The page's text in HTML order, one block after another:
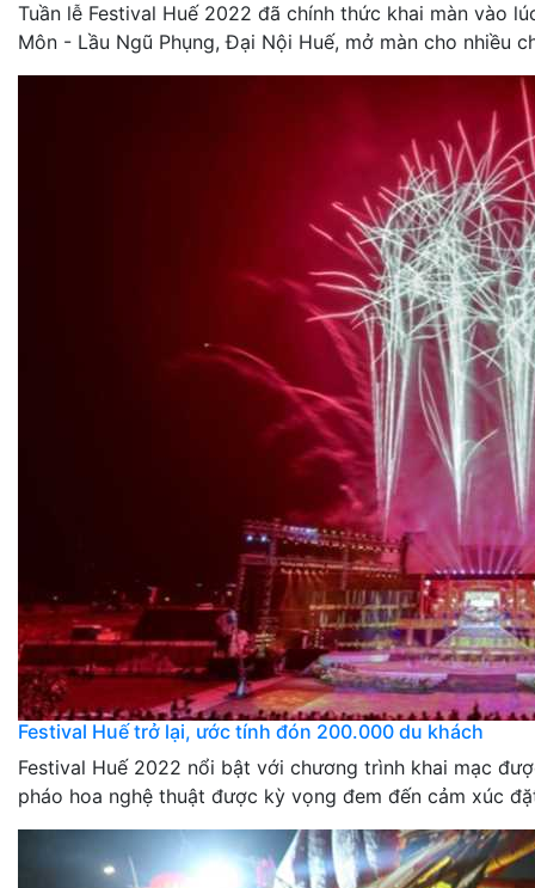
Tuần lễ Festival Huế 2022 đã chính thức khai màn vào
Môn - Lầu Ngũ Phụng, Đại Nội Huế, mở màn cho nhiều
Festival Huế trở lại, ước tính đón 200.000 du khách
Festival Huế 2022 nổi bật với chương trình khai mạc
pháo hoa nghệ thuật được kỳ vọng đem đến cảm xúc